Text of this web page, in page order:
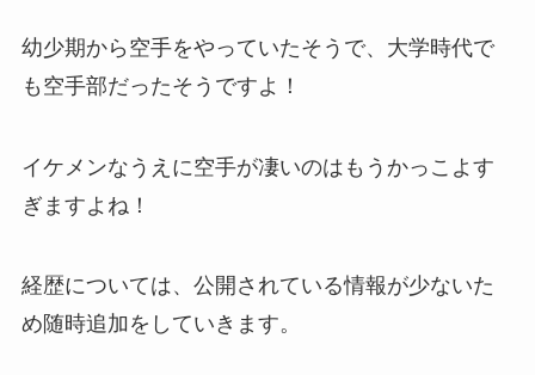
幼少期から空手をやっていたそうで、大学時代で
も空手部だったそうですよ！
イケメンなうえに空手が凄いのはもうかっこよす
ぎますよね！
経歴については、公開されている情報が少ないた
め随時追加をしていきます。